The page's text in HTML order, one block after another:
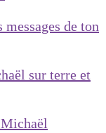
de ton
sur terre et